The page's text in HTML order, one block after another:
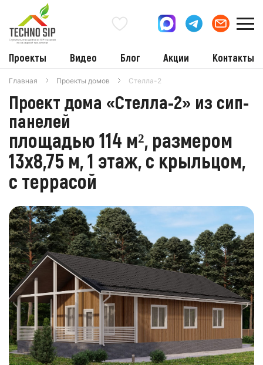
Проекты Видео Блог Акции Контакты
Главная Проекты домов Стелла-2
Проект дома «Стелла-2» из сип-
панелей
площадью 114 м², размером
13х8,75 м, 1 этаж, с крыльцом,
с террасой